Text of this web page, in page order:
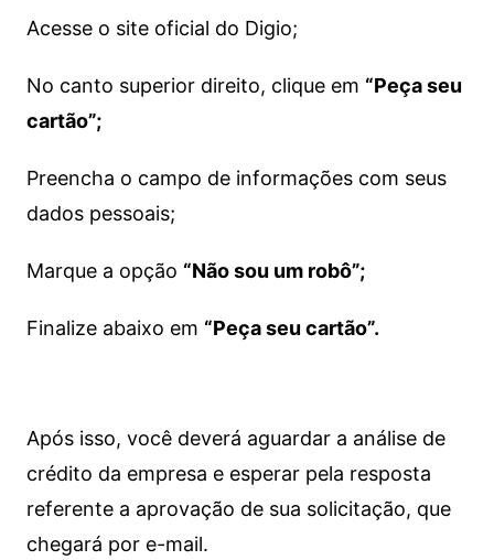
Acesse o site oficial do Digio;
No canto superior direito, clique em “Peça seu
cartão”;
Preencha o campo de informações com seus
dados pessoais;
Marque a opção “Não sou um robô”;
Finalize abaixo em “Peça seu cartão”.
Após isso, você deverá aguardar a análise de
crédito da empresa e esperar pela resposta
referente a aprovação de sua solicitação, que
chegará por e-mail.